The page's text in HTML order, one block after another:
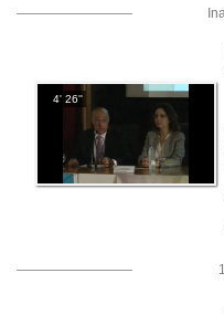
4' 26''